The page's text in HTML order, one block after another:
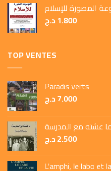
المصورة للإسلام
1.800د.ج
TOP VENTES
Paradis verts
7.000د.ج
عشته مع المدرسة
2.500د.ج
L'amphi, le labo et